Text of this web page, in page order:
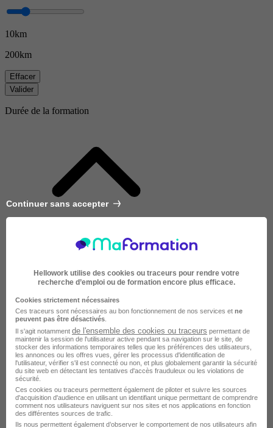
10km
200km
Effacer
Valider
Durée de la formation
Très courte
Continuer sans accepter
Hellowork utilise des cookies ou traceurs pour rendre votre
recherche d’emploi ou de formation encore plus efficace.
Cookies strictement nécessaires
Ces traceurs sont nécessaires au bon fonctionnement de nos services et ne
peuvent pas être désactivés
Il s'agit notamment de l'ensemble des cookies ou traceurs permettant de
maintenir la session de l'utilisateur active pendant sa navigation sur le site, de
stocker des informations temporaires telles que les préférences des utilisateurs,
les annonces ou les offres vues, gérer les processus d'identification de
l'utilisateur, vérifier s'il est connecté ou non, et plus globalement garantir la sécurité
du site web en détectant les tentatives d'accès frauduleux ou les violations de
sécurité.
Ces cookies ou traceurs permettent également de piloter et suivre les sources
d'acquisition d'audience en utilisant un identifiant unique permettant de comprendre
comment nos utilisateurs naviguent sur nos sites et nos applications en fonction
des différentes sources de trafic.
Ils nous permettent également d’observer le comportement de nos utilisateurs afin